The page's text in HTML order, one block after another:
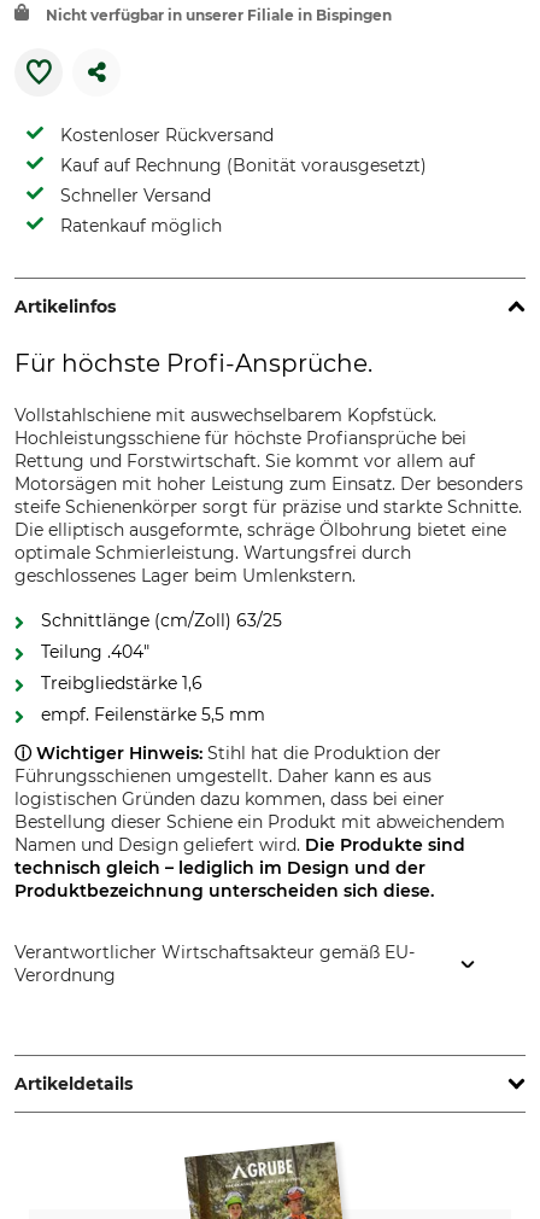
Nicht verfügbar in unserer Filiale in Bispingen
Kostenloser Rückversand
Kauf auf Rechnung (Bonität vorausgesetzt)
Schneller Versand
Ratenkauf möglich
Artikelinfos
Für höchste Profi-Ansprüche.
Vollstahlschiene mit auswechselbarem Kopfstück.
Hochleistungsschiene für höchste Profiansprüche bei
Rettung und Forstwirtschaft. Sie kommt vor allem auf
Motorsägen mit hoher Leistung zum Einsatz. Der besonders
steife Schienenkörper sorgt für präzise und starkte Schnitte.
Die elliptisch ausgeformte, schräge Ölbohrung bietet eine
optimale Schmierleistung. Wartungsfrei durch
geschlossenes Lager beim Umlenkstern.
Schnittlänge (cm/Zoll) 63/25
Teilung .404"
Treibgliedstärke 1,6
empf. Feilenstärke 5,5 mm
ⓘ Wichtiger Hinweis: Stihl hat die Produktion der
Führungsschienen umgestellt. Daher kann es aus
logistischen Gründen dazu kommen, dass bei einer
Bestellung dieser Schiene ein Produkt mit abweichendem
Namen und Design geliefert wird. Die Produkte sind
technisch gleich – lediglich im Design und der
Produktbezeichnung unterscheiden sich diese.
Verantwortlicher Wirtschaftsakteur gemäß EU-
Verordnung
64807 Dieburg, Germany, www.stihl.de
Artikeldetails
Schnittlänge
63 cm